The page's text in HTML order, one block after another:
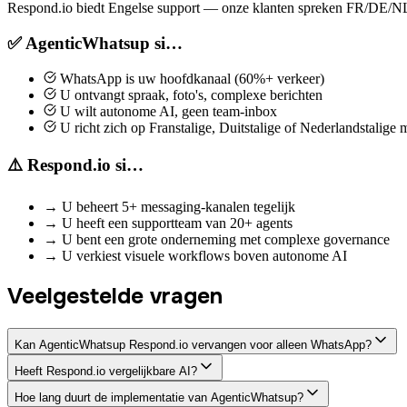
Respond.io biedt Engelse support — onze klanten spreken FR/DE/
✅ AgenticWhatsup si…
WhatsApp is uw hoofdkanaal (60%+ verkeer)
U ontvangt spraak, foto's, complexe berichten
U wilt autonome AI, geen team-inbox
U richt zich op Franstalige, Duitstalige of Nederlandstalige
⚠️ Respond.io si…
→ U beheert 5+ messaging-kanalen tegelijk
→ U heeft een supportteam van 20+ agents
→ U bent een grote onderneming met complexe governance
→ U verkiest visuele workflows boven autonome AI
Veelgestelde vragen
Kan AgenticWhatsup Respond.io vervangen voor alleen WhatsApp?
Heeft Respond.io vergelijkbare AI?
Hoe lang duurt de implementatie van AgenticWhatsup?